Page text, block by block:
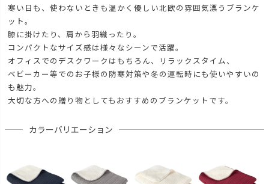
寒い日も、使わないときも温かく優しい北欧の雰囲気漂うブランケ
ット。
膝に掛けたり、肩から羽織ったり。
コンパクトなサイズ感は様々なシーンで活躍。
オフィスでのデスクワークはもちろん、リラックスタイム、
ベビーカー等でのお子様の防寒対策や冬の運転時にも使いやすいの
も魅力。
大切な方への贈り物としてもおすすめのブランケットです。
カラーバリエーション